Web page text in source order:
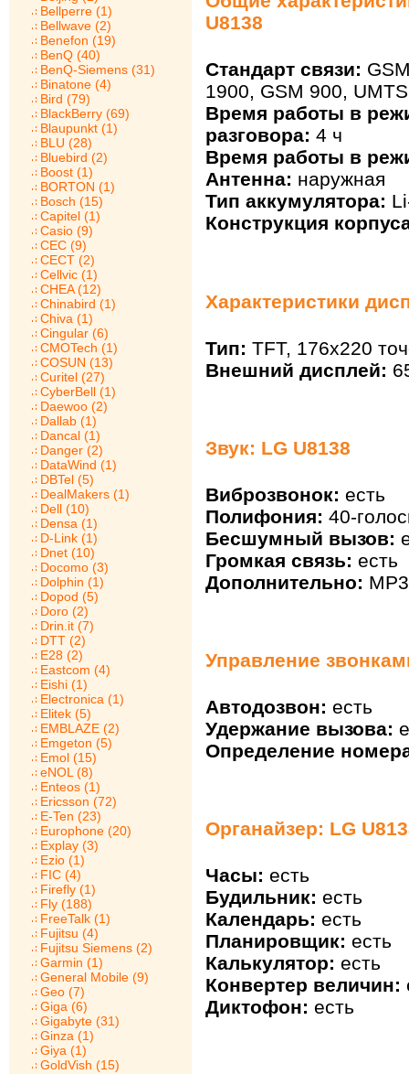
Bellperre (1)
Bellwave (2)
Benefon (19)
BenQ (40)
BenQ-Siemens (31)
Binatone (4)
Bird (79)
BlackBerry (69)
Blaupunkt (1)
BLU (28)
Bluebird (2)
Boost (1)
BORTON (1)
Bosch (15)
Capitel (1)
Casio (9)
CEC (9)
CECT (2)
Cellvic (1)
CHEA (12)
Chinabird (1)
Chiva (1)
Cingular (6)
CMOTech (1)
COSUN (13)
Curitel (27)
CyberBell (1)
Daewoo (2)
Dallab (1)
Dancal (1)
Danger (2)
DataWind (1)
DBTel (5)
DealMakers (1)
Dell (10)
Densa (1)
D-Link (1)
Dnet (10)
Docomo (3)
Dolphin (1)
Dopod (5)
Doro (2)
Drin.it (7)
DTT (2)
E28 (2)
Eastcom (4)
Eishi (1)
Electronica (1)
Elitek (5)
EMBLAZE (2)
Emgeton (5)
Emol (15)
eNOL (8)
Enteos (1)
Ericsson (72)
E-Ten (23)
Europhone (20)
Explay (3)
Ezio (1)
FIC (4)
Firefly (1)
Fly (188)
FreeTalk (1)
Fujitsu (4)
Fujitsu Siemens (2)
Garmin (1)
General Mobile (9)
Geo (7)
Giga (6)
Gigabyte (31)
Ginza (1)
Giya (1)
GoldVish (15)
U8138
Стандарт связи:
1900, GSM 900, UMTS
Время работы в
разговора: 4 ч
Время работы в
Антенна: наружная
Тип аккумулятора:
Конструкция
Характеристики
Тип: TFT, 176x220
Внешний дисплей:
Звук: LG U8138
Виброзвонок: есть
Полифония: 40-
Бесшумный вызов:
Громкая связь: есть
Дополнительно:
Управление
Автодозвон: есть
Удержание вызова:
Определение
Органайзер: LG
Часы: есть
Будильник: есть
Календарь: есть
Планировщик: есть
Калькулятор: есть
Конвертер величин:
Диктофон: есть